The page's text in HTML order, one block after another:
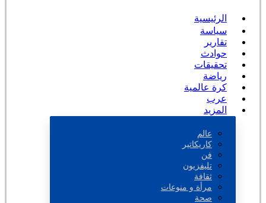
الرئيسية
سياسة
تقارير
حوادث
تحقيقات
رياضة
كرة عالمية
عرب
المزيد
عالم
كاريكاتير
فن
تليفزيون
ثقافة
مرأة و منوعات
صحة